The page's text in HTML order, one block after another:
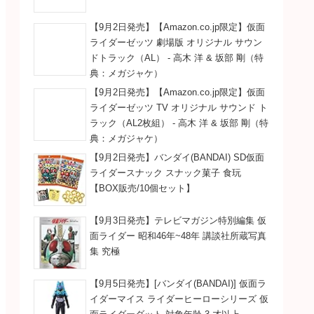
【9月2日発売】【Amazon.co.jp限定】仮面
ライダーゼッツ 劇場版 オリジナル サウン
ドトラック（AL） - 高木 洋 & 坂部 剛（特
典：メガジャケ）
【9月2日発売】【Amazon.co.jp限定】仮面
ライダーゼッツ TV オリジナル サウンド ト
ラック（AL2枚組） - 高木 洋 & 坂部 剛（特
典：メガジャケ）
【9月2日発売】バンダイ(BANDAI) SD仮面
ライダースナック スナック菓子 食玩
【BOX販売/10個セット】
【9月3日発売】テレビマガジン特別編集 仮
面ライダー 昭和46年~48年 講談社所蔵写真
集 究極
【9月5日発売】[バンダイ(BANDAI)] 仮面ラ
イダーマイス ライダーヒーローシリーズ 仮